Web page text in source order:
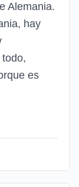
Alemania.
hay
es